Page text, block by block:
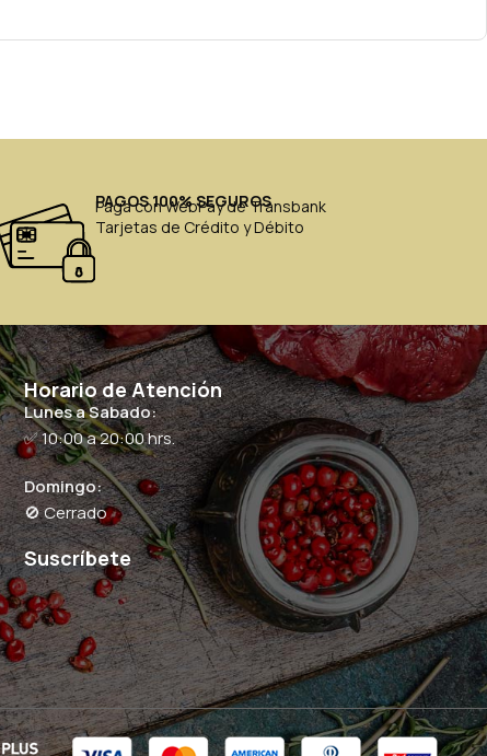
PAGOS 100% SEGUROS
Paga con WebPay de Transbank
Tarjetas de Crédito y Débito
Horario de Atención
Lunes a Sabado:
✅ 10:00 a 20:00 hrs.
Domingo:
🚫 Cerrado
Suscríbete